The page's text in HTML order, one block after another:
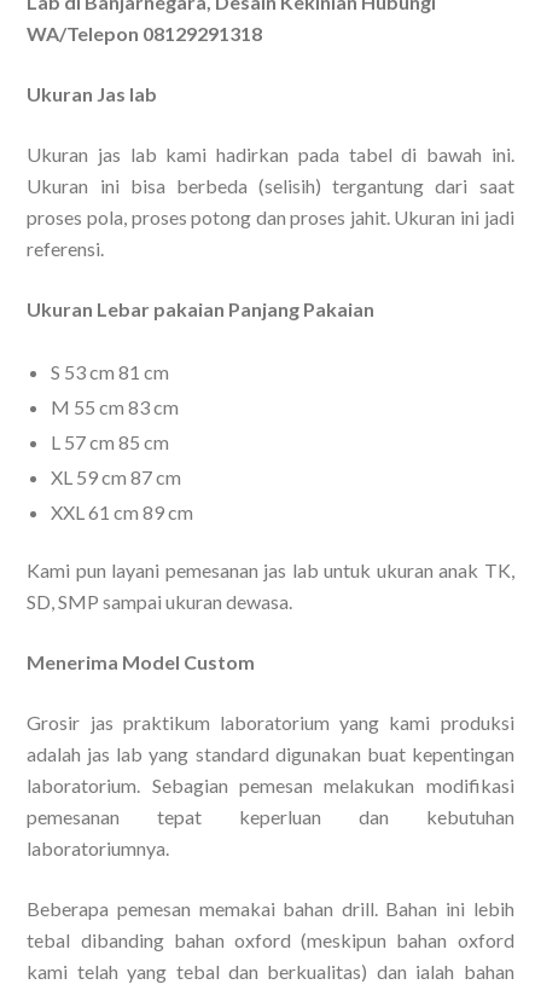
WA/Telepon 08129291318
Ukuran Jas lab
Ukuran jas lab kami hadirkan pada tabel di bawah ini.
Ukuran ini bisa berbeda (selisih) tergantung dari saat
proses pola, proses potong dan proses jahit. Ukuran ini jadi
referensi.
Ukuran Lebar pakaian Panjang Pakaian
S 53 cm 81 cm
M 55 cm 83 cm
L 57 cm 85 cm
XL 59 cm 87 cm
XXL 61 cm 89 cm
Kami pun layani pemesanan jas lab untuk ukuran anak TK,
SD, SMP sampai ukuran dewasa.
Menerima Model Custom
Grosir jas praktikum laboratorium yang kami produksi
adalah jas lab yang standard digunakan buat kepentingan
laboratorium. Sebagian pemesan melakukan modifikasi
pemesanan tepat keperluan dan kebutuhan
laboratoriumnya.
Beberapa pemesan memakai bahan drill. Bahan ini lebih
tebal dibanding bahan oxford (meskipun bahan oxford
kami telah yang tebal dan berkualitas) dan ialah bahan